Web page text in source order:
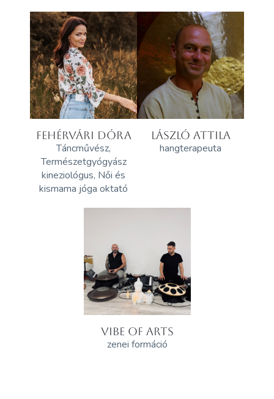
FEHÉRVÁRI DÓRA
Táncművész,
Természetgyógyász
kineziológus, Női és
kismama jóga oktató
LÁSZLÓ ATTILA
hangterapeuta
VIBE OF ARTS
zenei formáció